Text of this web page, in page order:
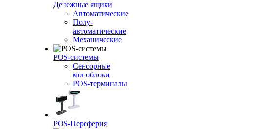
Денежные ящики
Автоматические
Полу-
автоматические
Механические
POS-системы
Сенсорные
моноблоки
POS-терминалы
POS-Переферия